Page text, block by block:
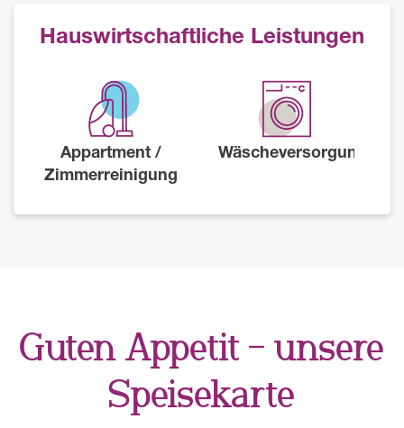
Hauswirtschaftliche Leistungen
Appartment /
Zimmerreinigung
Wäscheversorgung
Guten Appetit – unsere
Speisekarte